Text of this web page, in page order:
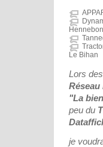
Le Bihan
Lors
Réseau
"La
peu du
je